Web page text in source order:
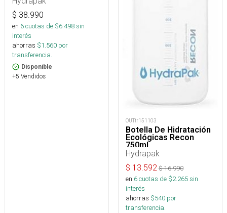
$ 38.990
en 6cuotas de $6.498sin
interés
ahorras $1.560 por
transferencia.
Disponible
+5 Vendidos
OUTtr151103
Botella De Hidratación
Ecológicas Recon
750ml
Hydrapak
$ 13.592 $16.990
en 6cuotas de $2.265sin
interés
ahorras $540 por
transferencia.